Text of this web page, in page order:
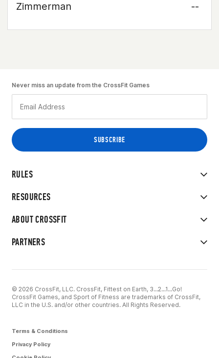
Zimmerman
--
RULES
RESOURCES
ABOUT CROSSFIT
PARTNERS
Never miss an update from the CrossFit Games
© 2026 CrossFit, LLC. CrossFit, Fittest on Earth, 3...2...1...Go!
CrossFit Games, and Sport of Fitness are trademarks of CrossFit,
LLC in the U.S. and/or other countries. All Rights Reserved.
Terms & Conditions
Privacy Policy